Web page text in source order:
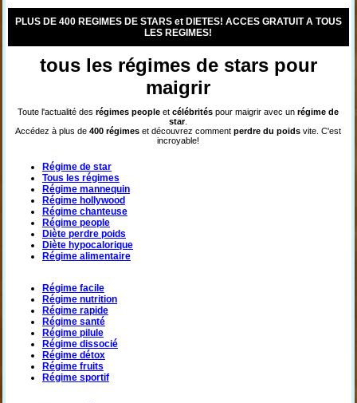
PLUS DE 400 REGIMES DE STARS et DIETES! ACCES GRATUIT A TOUS
LES REGIMES!
tous les régimes de stars pour
maigrir
Toute l'actualité desrégimespeopleetcélébrités pour maigrir avec unrégime de
star.
Accédez à plus de400 régimeset découvrez commentperdre du poidsvite. C'est
incroyable!
Régime de star
Tous les régimes
Régime mannequin
Régime hollywood
Régime chanteuse
Régime people
Diète perdre poids
Diète hypocalorique
Régime alimentaire
Régime facile
Régime nutrition
Régime rapide
Régime santé
Régime pilule
Régime dissocié
Régime détox
Régime fruits
Régime sportif